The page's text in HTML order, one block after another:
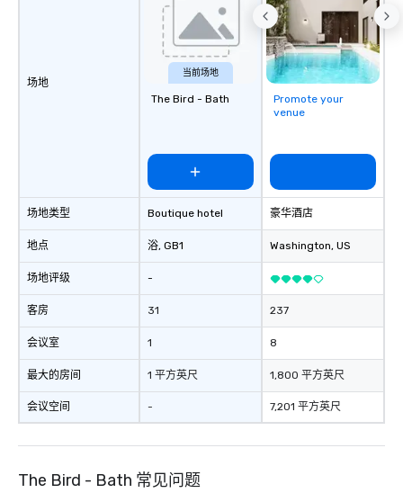
Activities and Conferences are our
easy (and “non-cringey”) way for
attendees to connect quickly —
especially those, for virtual events, at
different locations! These quick
communication beyond the event
场地
场地类型
地点
场地评级
客房
会议室
最大的房间
会议空间
当前场地
The Bird - Bath
Boutique hotel
浴, GB1
-
31
1
1 平方英尺
-
Promote your
venue
豪华酒店
Washington, US
237
8
1,800 平方英尺
7,201 平方英尺
The Bird - Bath 常见问题